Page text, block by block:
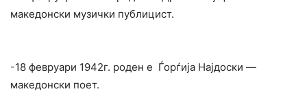
македонски музички публицист.
-18 февруари 1942г. роден е Ѓорѓија Најдоски —
македонски поет.